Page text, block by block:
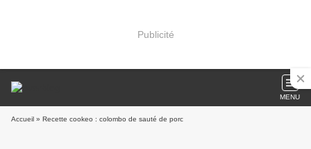
Publicité
MENU
Accueil » Recette cookeo : colombo de sauté de porc